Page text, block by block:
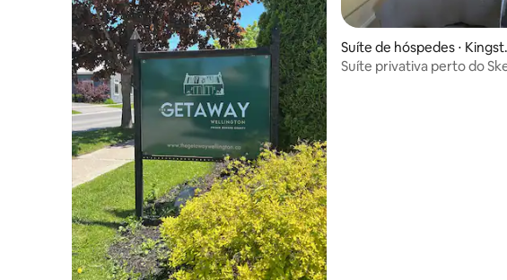
Suíte de hóspedes ⋅
n
Suíte privativa perto do